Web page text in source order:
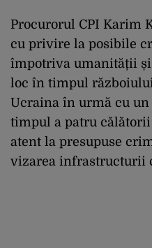
Procurorul CPI Karim
cu privire la posibile
împotriva umanității și
loc în timpul
Ucraina în urmă cu
timpul a patru
atent la presupuse
vizarea infrastructurii